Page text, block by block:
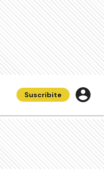
Suscribite